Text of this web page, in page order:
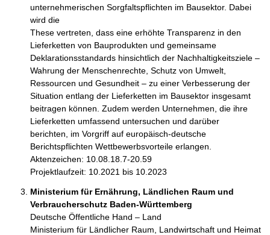
unternehmerischen Sorgfaltspflichten im Bausektor. Dabei
wird die
These vertreten, dass eine erhöhte Transparenz in den
Lieferketten von Bauprodukten und gemeinsame
Deklarationsstandards hinsichtlich der Nachhaltigkeitsziele –
Wahrung der Menschenrechte, Schutz von Umwelt,
Ressourcen und Gesundheit – zu einer Verbesserung der
Situation entlang der Lieferketten im Bausektor insgesamt
beitragen können. Zudem werden Unternehmen, die ihre
Lieferketten umfassend untersuchen und darüber
berichten, im Vorgriff auf europäisch-deutsche
Berichtspflichten Wettbewerbsvorteile erlangen.
Aktenzeichen: 10.08.18.7-20.59
Ministerium für Ernährung, Ländlichen Raum und
Verbraucherschutz Baden-Württemberg
Deutsche Öffentliche Hand – Land
Ministerium für Ländlicher Raum, Landwirtschaft und Heimat